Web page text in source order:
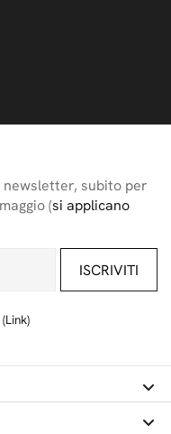
subito per
(si applicano
ISCRIVITI
Link)